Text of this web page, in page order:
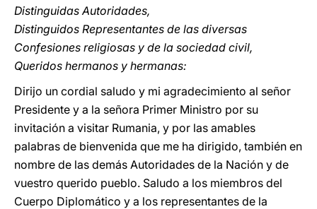
Distinguidas Autoridades,
Distinguidos Representantes de las diversas
Confesiones religiosas y de la sociedad civil,
Queridos hermanos y hermanas:
Dirijo un cordial saludo y mi agradecimiento al señor
Presidente y a la señora Primer Ministro por su
invitación a visitar Rumania, y por las amables
palabras de bienvenida que me ha dirigido, también en
nombre de las demás Autoridades de la Nación y de
vuestro querido pueblo. Saludo a los miembros del
Cuerpo Diplomático y a los representantes de la